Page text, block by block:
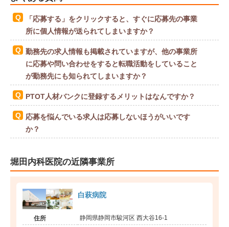
「応募する」をクリックすると、すぐに応募先の事業
所に個人情報が送られてしまいますか？
勤務先の求人情報も掲載されていますが、他の事業所
に応募や問い合わせをすると転職活動をしていること
が勤務先にも知られてしまいますか？
PTOT人材バンクに登録するメリットはなんですか？
応募を悩んでいる求人は応募しないほうがいいです
か？
堀田内科医院の近隣事業所
白萩病院
住所 静岡県静岡市駿河区 西大谷16-1